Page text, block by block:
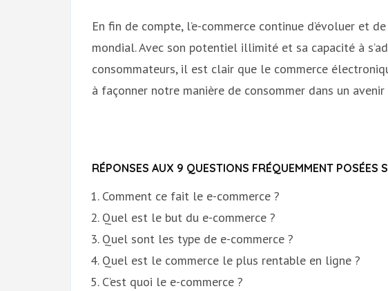
En fin de compte, l’e-commerce continue d’évoluer et
mondial. Avec son potentiel illimité et sa capacité à
consommateurs, il est clair que le commerce
à façonner notre manière de consommer dans un avenir
RÉPONSES AUX 9 QUESTIONS FRÉQUEMMENT POSÉES
Comment ce fait le e-commerce ?
Quel est le but du e-commerce ?
Quel sont les type de e-commerce ?
Quel est le commerce le plus rentable en ligne ?
C’est quoi le e-commerce ?